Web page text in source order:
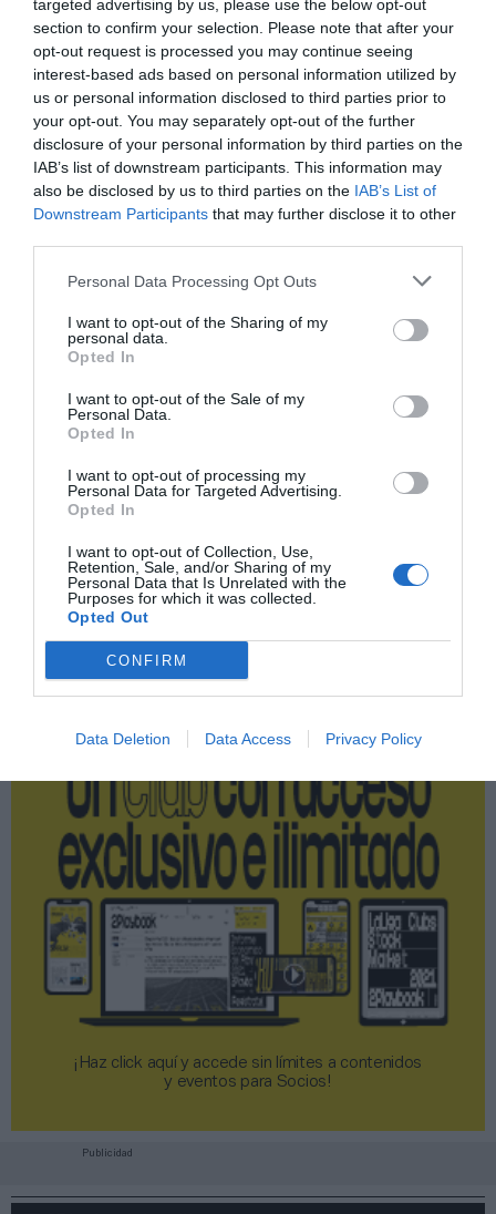
targeted advertising by us, please use the below opt-out
section to confirm your selection. Please note that after your
opt-out request is processed you may continue seeing
interest-based ads based on personal information utilized by
us or personal information disclosed to third parties prior to
your opt-out. You may separately opt-out of the further
disclosure of your personal information by third parties on the
IAB’s list of downstream participants. This information may
also be disclosed by us to third parties on the IAB’s List of
Downstream Participants that may further disclose it to other
Personal Data Processing Opt Outs
I want to opt-out of the Sharing of my
personal data.
Opted In
I want to opt-out of the Sale of my
Personal Data.
Opted In
I want to opt-out of processing my
Personal Data for Targeted Advertising.
Opted In
I want to opt-out of Collection, Use,
Retention, Sale, and/or Sharing of my
Personal Data that Is Unrelated with the
Purposes for which it was collected.
Opted Out
CONFIRM
Data Deletion Data Access Privacy Policy
Índex2P
La plataforma de datos monitoriza más de 34.000
contratos de patrocinio, de los que 25.000
corresponden al mercado español y más de 8.000 a
propiedades deportivas y competiciones internacionales,
segmentados por competición, tipología de activos,
marcas, categorías de producto y valor económico
aproximado de cada acuerdo. Si quieres más
información, contacta con nosotros
enintelligence@2playbook.com.
2Playbook
como fuente preferida de Google
de forma gratuita
ACTIVAR AHORA
Publicidad
2Playbook Club2P
¡Haz click aquí y accede sin límites a contenidos
y eventos para Socios!​​​​​​​
Publicidad